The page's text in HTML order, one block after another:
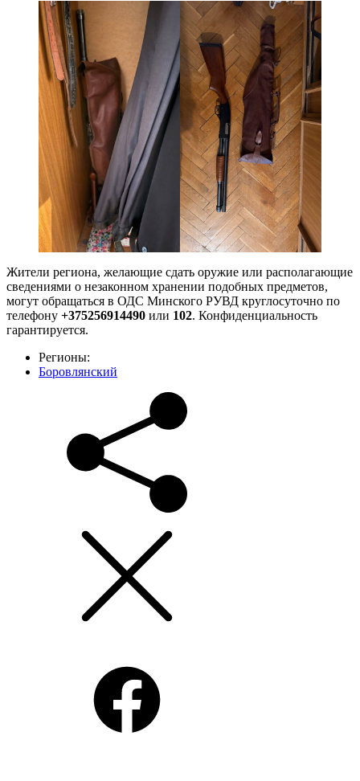
Жители региона, желающие сдать оружие или располагающие
сведениями о незаконном хранении подобных предметов,
могут обращаться в ОДС Минского РУВД круглосуточно по
телефону +375256914490 или 102. Конфиденциальность
гарантируется.
Регионы:
Боровлянский